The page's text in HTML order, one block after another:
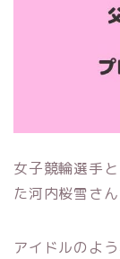
女子競輪選手
た河内桜雪さん
アイドルのよ